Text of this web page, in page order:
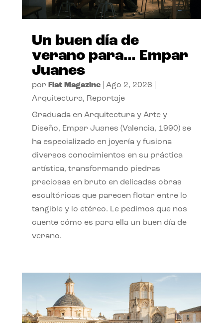
Un buen día de
verano para… Empar
Juanes
por Flat Magazine| Ago 2, 2026
Arquitectura, Reportaje
Graduada en Arquitectura y Arte y
Diseño, Empar Juanes (Valencia, 1990) se
ha especializado en joyería y fusiona
diversos conocimientos en su práctica
artística, transformando piedras
preciosas en bruto en delicadas obras
escultóricas que parecen flotar entre lo
tangible y lo etéreo. Le pedimos que nos
cuente cómo es para ella un buen día de
verano.